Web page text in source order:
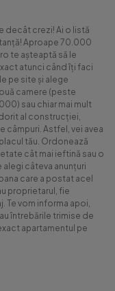
decât crezi! Ai o listă
Aproape 70.000
te așteaptă să le
atunci când îți faci
pe site și alege
camere (peste
sau chiar mai mult
al construcției,
câmpuri. Astfel, vei avea
tău. Ordonează
cât mai ieftină sau o
alegi câteva anunțuri
care a postat acel
proprietarul, fie
Te vom informa apoi,
întrebările trimise de
apartamentul pe